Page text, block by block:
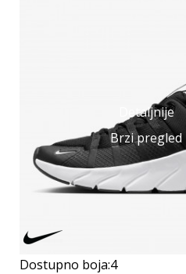
Detaljnije
Brzi pregled
Dostupno boja:4